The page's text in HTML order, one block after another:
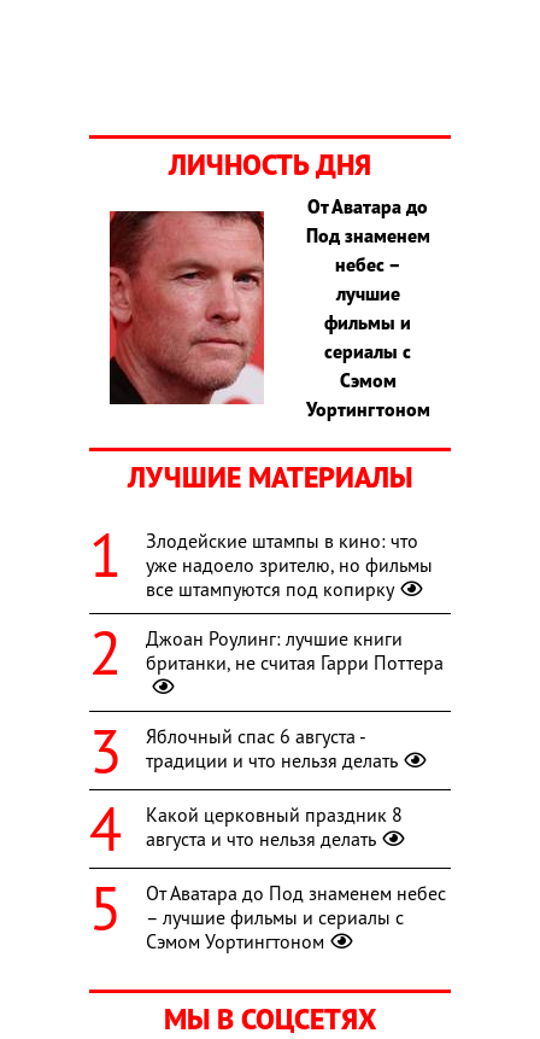
ЛИЧНОСТЬ ДНЯ
От Аватара до
Под знаменем
небес –
лучшие
фильмы и
сериалы с
Сэмом
Уортингтоном
ЛУЧШИЕ МАТЕРИАЛЫ
Злодейские штампы в кино: что
уже надоело зрителю, но фильмы
все штампуются под копирку
Джоан Роулинг: лучшие книги
британки, не считая Гарри Поттера
Яблочный спас 6 августа -
традиции и что нельзя делать
Какой церковный праздник 8
августа и что нельзя делать
От Аватара до Под знаменем небес
– лучшие фильмы и сериалы с
Сэмом Уортингтоном
МЫ В СОЦСЕТЯХ